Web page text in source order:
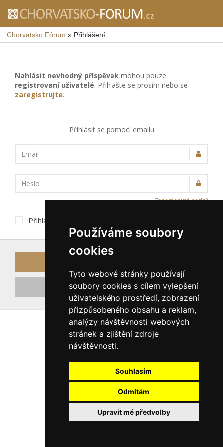
Používáme soubory
cookies
Tyto webové stránky používají
soubory cookies s cílem vylepšení
uživatelského prostředí, zobrazení
přizpůsobeného obsahu a reklam,
analýzy návštěvnosti webových
stránek a zjištění zdroje
návštěvnosti.
Souhlasím
Odmítám
Upravit mé předvolby
Chorvatsko Fórum » Přihlášení
Nahlásit nevhodný příspěvek mohou pouze
registrovaní uživatelé. Přihlašte se prosím nebo se
zaregistrujte.
Přihlásit se pomocí emailu
Email
Heslo
Zapomenuté heslo?
Přihlásit trvale na tomto zařízení
Registrovat nový účet